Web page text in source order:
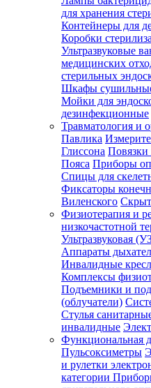
для хранения
Контейнеры для
Коробки
Ультразвуковые
медицинских
стерильных
Шкафы
Мойки для
дезинфекционные
Травматология и
Павлика
Глиссона
Пояса Приборы
Спицы для
Фиксаторы
Виленского
Физиотерапия и
низкочастотной
Ультразвуковая
Аппараты
Инвалидные
Комплексы
Подъемники и
(облучатели)
Стулья
инвалидные
Функциональная
Пульсоксиметры
и рулетки
категории